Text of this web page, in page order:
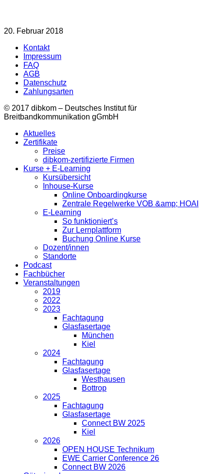
20. Februar 2018
Kontakt
Impressum
FAQ
AGB
Datenschutz
Zahlungsarten
© 2017 dibkom – Deutsches Institut für
Breitbandkommunikation gGmbH
Aktuelles
Zertifikate
Preise
dibkom-zertifizierte Firmen
Kurse + E-Learning
Kursübersicht
Inhouse-Kurse
Online Onboardingkurse
Zentrale Regelwerke VOB &amp; HOAI
E-Learning
So funktioniert’s
Zur Lernplattform
Buchung Online Kurse
Dozent/innen
Standorte
Podcast
Fachbücher
Veranstaltungen
2019
2022
2023
Fachtagung
Glasfasertage
München
Kiel
2024
Fachtagung
Glasfasertage
Westhausen
Bottrop
2025
Fachtagung
Glasfasertage
Connect BW 2025
Kiel
2026
OPEN HOUSE Technikum
EWE Carrier Conference 26
Connect BW 2026